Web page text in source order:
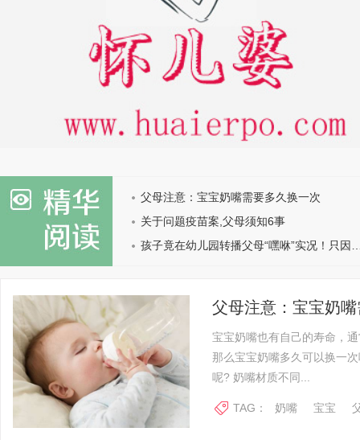
父母注意：宝宝奶嘴需要多久换一次
关于问题疫苗案,父母须知6事
孩子竟在幼儿园转播父母“嘿咻”实况！只
父母注意：宝宝奶
宝宝奶嘴也有自己的寿命，
那么宝宝奶嘴多久可以换一
呢? 奶嘴材质不同...
TAG： 奶嘴 宝宝